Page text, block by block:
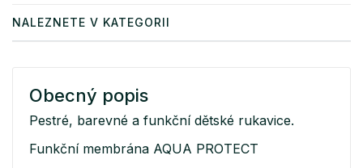
NALEZNETE V KATEGORII
Obecný popis
Pestré, barevné a funkční dětské rukavice.
Funkční membrána AQUA PROTECT